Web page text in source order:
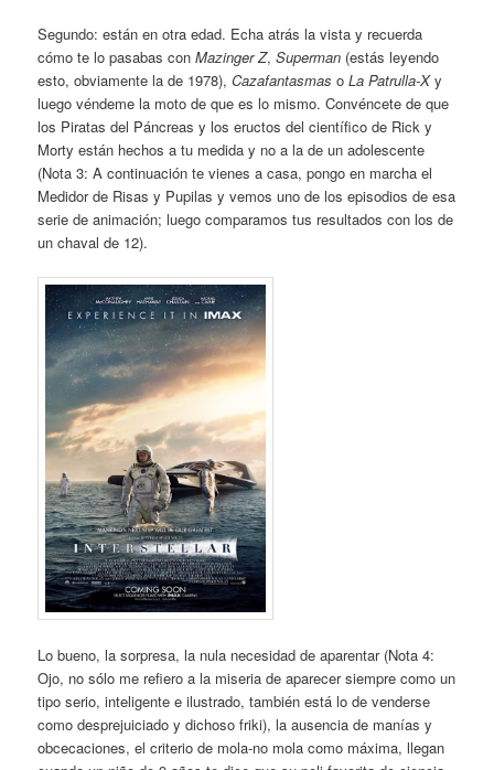
Segundo: están en otra edad. Echa atrás la vista y recuerda
cómo te lo pasabas conMazinger Z,Superman (estás leyendo
esto, obviamente la de 1978),Cazafantasmas oLa Patrulla-Xy
luego véndeme la moto de que es lo mismo. Convéncete de que
los Piratas del Páncreas y los eructos del científico de Rick y
Morty están hechos a tu medida y no a la de un adolescente
(Nota 3: A continuación te vienes a casa, pongo en marcha el
Medidor de Risas y Pupilas y vemos uno de los episodios de esa
serie de animación; luego comparamos tus resultados con los de
un chaval de 12).
Lo bueno, la sorpresa, la nula necesidad de aparentar (Nota 4:
Ojo, no sólo me refiero a la miseria de aparecer siempre como un
tipo serio, inteligente e ilustrado, también está lo de venderse
como desprejuiciado y dichoso friki), la ausencia de manías y
obcecaciones, el criterio de mola-no mola como máxima, llegan